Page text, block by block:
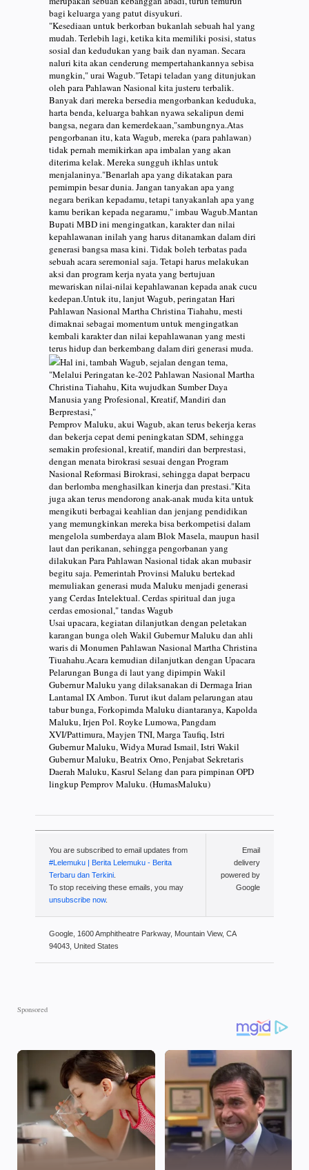
bagi keluarga yang patut disyukuri.
"Kesediaan untuk berkorban bukanlah sebuah hal yang
mudah. Terlebih lagi, ketika kita memiliki posisi, status
sosial dan kedudukan yang baik dan nyaman. Secara
naluri kita akan cenderung mempertahankannya sebisa
mungkin," urai Wagub."Tetapi teladan yang ditunjukan
oleh para Pahlawan Nasional kita justeru terbalik.
Banyak dari mereka bersedia mengorbankan keduduka,
harta benda, keluarga bahkan nyawa sekalipun demi
bangsa, negara dan kemerdekaan,"sambungnya.Atas
pengorbanan itu, kata Wagub, mereka (para pahlawan)
tidak pernah memikirkan apa imbalan yang akan
diterima kelak. Mereka sungguh ikhlas untuk
menjalaninya."Benarlah apa yang dikatakan para
pemimpin besar dunia. Jangan tanyakan apa yang
negara berikan kepadamu, tetapi tanyakanlah apa yang
kamu berikan kepada negaramu," imbau Wagub.Mantan
Bupati MBD ini mengingatkan, karakter dan nilai
kepahlawanan inilah yang harus ditanamkan dalam diri
generasi bangsa masa kini. Tidak boleh terbatas pada
sebuah acara seremonial saja. Tetapi harus melakukan
aksi dan program kerja nyata yang bertujuan
mewariskan nilai-nilai kepahlawanan kepada anak cucu
kedepan.Untuk itu, lanjut Wagub, peringatan Hari
Pahlawan Nasional Martha Christina Tiahahu, mesti
dimaknai sebagai momentum untuk mengingatkan
kembali karakter dan nilai kepahlawanan yang mesti
terus hidup dan berkembang dalam diri generasi muda.
Hal ini, tambah Wagub, sejalan dengan tema,
"Melalui Peringatan ke-202 Pahlawan Nasional Martha
Christina Tiahahu, Kita wujudkan Sumber Daya
Manusia yang Profesional, Kreatif, Mandiri dan
Berprestasi,"
Pemprov Maluku, akui Wagub, akan terus bekerja keras
dan bekerja cepat demi peningkatan SDM, sehingga
semakin profesional, kreatif, mandiri dan berprestasi,
dengan menata birokrasi sesuai dengan Program
Nasional Reformasi Birokrasi, sehingga dapat berpacu
dan berlomba menghasilkan kinerja dan prestasi."Kita
juga akan terus mendorong anak-anak muda kita untuk
mengikuti berbagai keahlian dan jenjang pendidikan
yang memungkinkan mereka bisa berkompetisi dalam
mengelola sumberdaya alam Blok Masela, maupun hasil
laut dan perikanan, sehingga pengorbanan yang
dilakukan Para Pahlawan Nasional tidak akan mubasir
begitu saja. Pemerintah Provinsi Maluku bertekad
memuliakan generasi muda Maluku menjadi generasi
yang Cerdas Intelektual. Cerdas spiritual dan juga
cerdas emosional," tandas Wagub
Usai upacara, kegiatan dilanjutkan dengan peletakan
karangan bunga oleh Wakil Gubernur Maluku dan ahli
waris di Monumen Pahlawan Nasional Martha Christina
Tiuahahu.Acara kemudian dilanjutkan dengan Upacara
Pelarungan Bunga di laut yang dipimpin Wakil
Gubernur Maluku yang dilaksanakan di Dermaga Irian
Lantamal IX Ambon. Turut ikut dalam pelarungan atau
tabur bunga, Forkopimda Maluku diantaranya, Kapolda
Maluku, Irjen Pol. Royke Lumowa, Pangdam
XVI/Pattimura, Mayjen TNI, Marga Taufiq, Istri
Gubernur Maluku, Widya Murad Ismail, Istri Wakil
Gubernur Maluku, Beatrix Orno, Penjabat Sekretaris
Daerah Maluku, Kasrul Selang dan para pimpinan OPD
lingkup Pemprov Maluku. (HumasMaluku)
You are subscribed to email updates from
#Lelemuku | Berita Lelemuku - Berita
Terbaru dan Terkini
To stop receiving these emails, you may
unsubscribe now.
Email
delivery
powered by
Google
Google, 1600 Amphitheatre Parkway, Mountain View, CA
94043, United States